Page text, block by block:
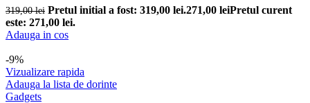
319,00lei Pretul initial a fost: 319,00 lei.271,00 leiPretul curent
este: 271,00 lei.
Adauga in cos
-9%
Vizualizare rapida
Adauga la lista de dorinte
Gadgets